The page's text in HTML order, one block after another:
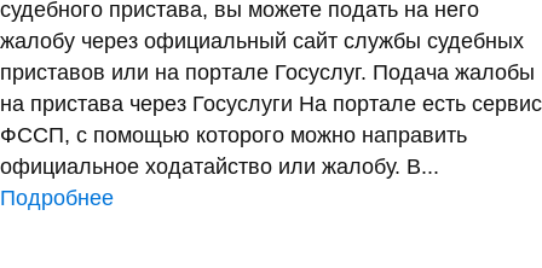
судебного пристава, вы можете подать на него
жалобу через официальный сайт службы судебных
приставов или на портале Госуслуг. Подача жалобы
на пристава через Госуслуги На портале есть сервис
ФССП, с помощью которого можно направить
официальное ходатайство или жалобу. В...
Подробнее